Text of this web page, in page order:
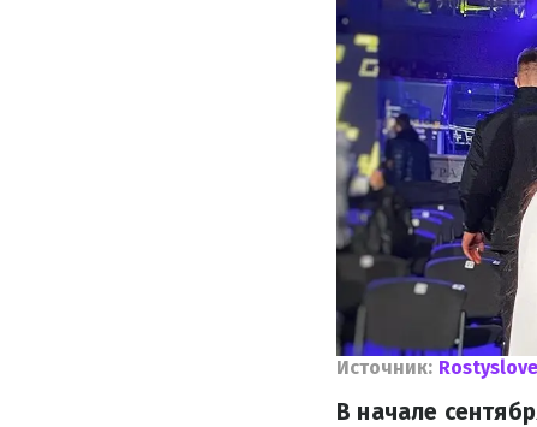
Источник:
В начале